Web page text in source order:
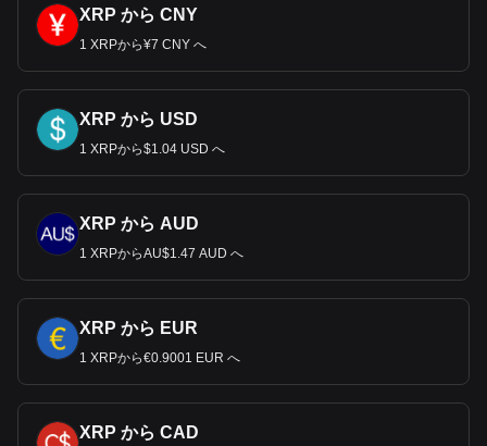
XRP から CNY
1 XRPから¥7 CNY へ
XRP から USD
1 XRPから$1.04 USD へ
XRP から AUD
1 XRPからAU$1.47 AUD へ
XRP から EUR
1 XRPから€0.9001 EUR へ
XRP から CAD